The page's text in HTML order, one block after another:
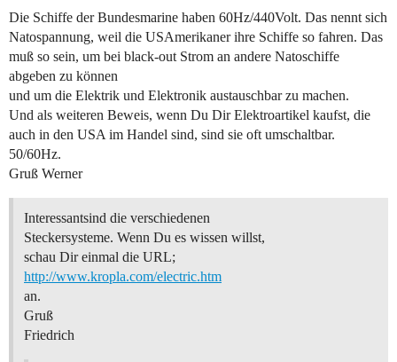
Die Schiffe der Bundesmarine haben 60Hz/440Volt. Das nennt sich
Natospannung, weil die USAmerikaner ihre Schiffe so fahren. Das
muß so sein, um bei black-out Strom an andere Natoschiffe
abgeben zu können
und um die Elektrik und Elektronik austauschbar zu machen.
Und als weiteren Beweis, wenn Du Dir Elektroartikel kaufst, die
auch in den USA im Handel sind, sind sie oft umschaltbar.
50/60Hz.
Gruß Werner
Interessantsind die verschiedenen
Steckersysteme. Wenn Du es wissen willst,
schau Dir einmal die URL;
http://www.kropla.com/electric.htm
an.
Gruß
Friedrich